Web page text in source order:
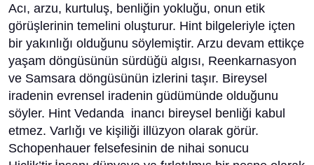
Acı, arzu, kurtuluş, benliğin yokluğu, onun etik
görüşlerinin temelini oluşturur. Hint bilgeleriyle içten
bir yakınlığı olduğunu söylemiştir. Arzu devam ettikçe
yaşam döngüsünün sürdüğü algısı, Reenkarnasyon
ve Samsara döngüsünün izlerini taşır. Bireysel
iradenin evrensel iradenin güdümünde olduğunu
söyler. Hint Vedanda inancı bireysel benliği kabul
etmez. Varlığı ve kişiliği illüzyon olarak görür.
Schopenhauer felsefesinin de nihai sonucu